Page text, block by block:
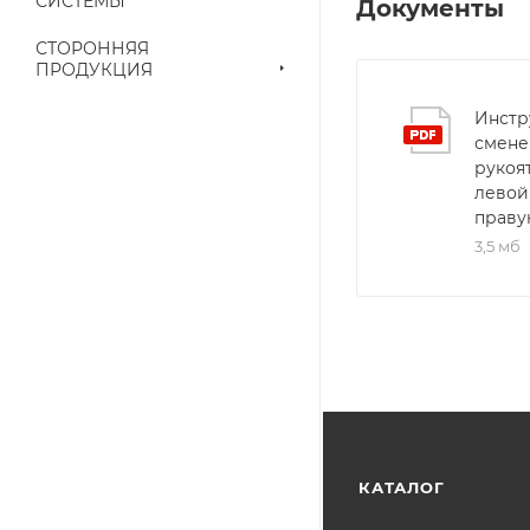
СТОРОННЯЯ
ПРОДУКЦИЯ
выставленного
Документы
смене
3,5 мб
КАТАЛОГ